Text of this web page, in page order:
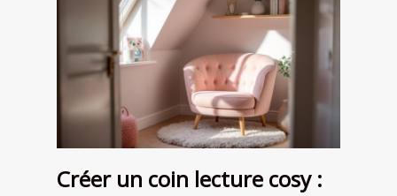
Créer un coin lecture cosy :